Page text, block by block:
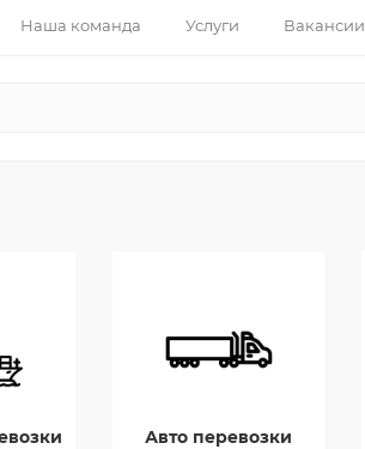
Наша команда Услуги Вакансии
Авто перевозки